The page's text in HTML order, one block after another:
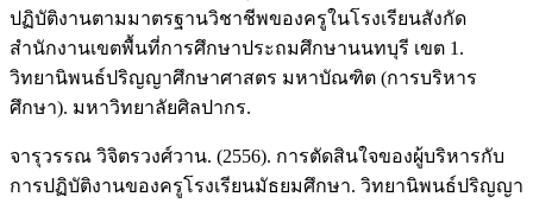
ปฏิบัติงานตามมาตรฐานวิชาชีพของครูในโรงเรียนสังกัด
สำนักงานเขตพื้นที่การศึกษาประถมศึกษานนทบุรี เขต 1.
วิทยานิพนธ์ปริญญาศึกษาศาสตร มหาบัณฑิต (การบริหาร
ศึกษา). มหาวิทยาลัยศิลปากร.
จารุวรรณ วิจิตรวงศ์วาน. (2556). การตัดสินใจของผู้บริหารกับ
การปฏิบัติงานของครูโรงเรียนมัธยมศึกษา. วิทยานิพนธ์ปริญญา